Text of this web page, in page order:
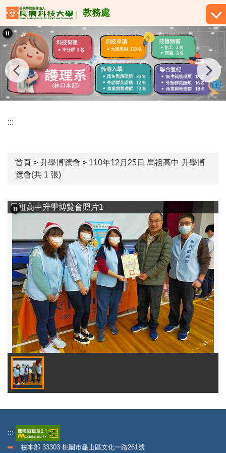
跳
到
主
要
內
容
區
教務處
:::
首頁 > 升學博覽會 > 110年12月25日 馬祖高中 升學博
覽會(共 1 張)
馬祖高中升學博覽會照片1
:::
校本部 33303 桃園市龜山區文化一路261號